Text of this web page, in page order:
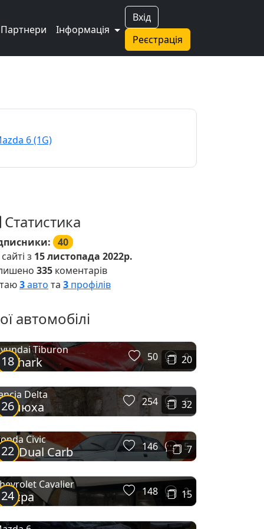
Вхід
Реєстрація
Партнери Інформація
6 (1G)
Статистика
40
з 15 листопада 2022р.
335 коментарів
3авто та 3 профілів
автомобілі
18 20
Tiburon
50 0
26 32
Delta
254 6
22 7
Civic
Dual Carb 146 5
24 15
Cavalier
148 2